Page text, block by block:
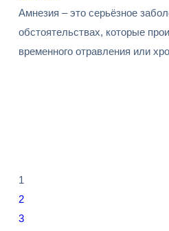
Амнезия – это серьёзное
обстоятельствах, которые
временного отравления или
1
2
3